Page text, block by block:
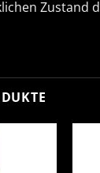
Zustand